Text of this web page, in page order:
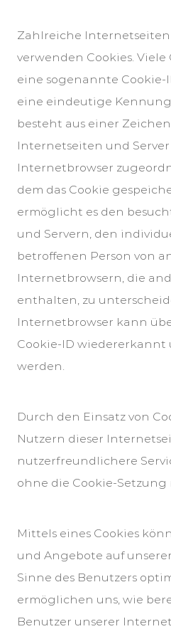
Zahlreiche Internetseiten
verwenden Cookies.
eine sogenannte Cookie-
eine eindeutige Kennung
besteht aus einer
Internetseiten und
Internetbrowser
dem das Cookie
ermöglicht es den
und Servern, den
betroffenen Person von
Internetbrowsern, die
enthalten, zu
Internetbrowser kann
Cookie-ID
werden.
Durch den Einsatz von
Nutzern dieser
nutzerfreundlichere
ohne die Cookie-
Mittels eines Cookies
und Angebote auf
Sinne des Benutzers
ermöglichen uns, wie
Benutzer unserer